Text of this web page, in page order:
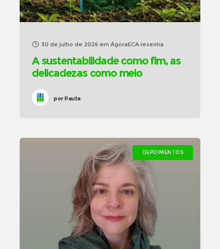
30 de julho de 2026 em ÁgoraECA resenha
A sustentabilidade como fim, as
delicadezas como meio
porPauta
DEPOIMENTOS